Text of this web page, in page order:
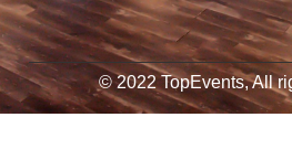
© 2022 TopEvents, All